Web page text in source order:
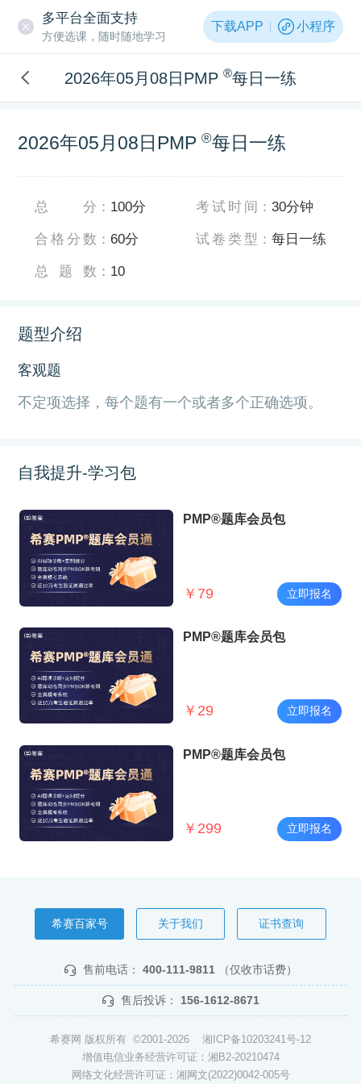
多平台全面支持
方便选课，随时随地学习
下载APP 小程序
2026年05月08日PMP ®每日一练
2026年05月08日PMP®每日一练
总分 ： 100分
合格分数 ：60分
总题数 ： 10
考试时间 ：30分钟
试卷类型 ：每日一练
题型介绍
客观题
不定项选择，每个题有一个或者多个正确选项。
自我提升-学习包
PMP®题库会员包
￥ 79 立即报名
PMP®题库会员包
￥ 29 立即报名
PMP®题库会员包
￥ 299 立即报名
希赛百家号 关于我们 证书查询
售前电话： 400-111-9811 （仅收市话费）
售后投诉： 156-1612-8671
希赛网 版权所有 ©2001-2026 湘ICP备10203241号-12
增值电信业务经营许可证：湘B2-20210474
网络文化经营许可证：湘网文(2022)0042-005号